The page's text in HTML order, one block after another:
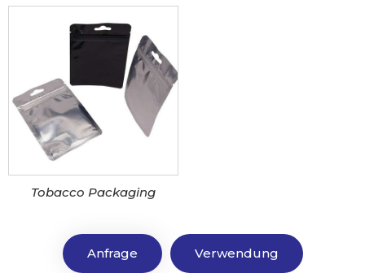
Tobacco Packaging
Anfrage Verwendung